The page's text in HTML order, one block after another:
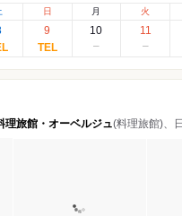
日
9
月
10
火
11
理旅館・オーベルジュ(料理旅館)、